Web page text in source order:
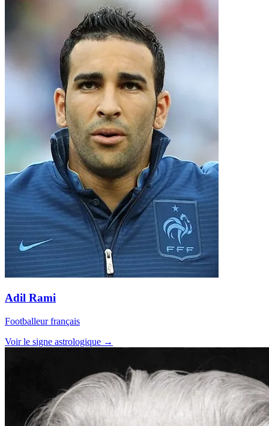
Adil Rami
Footballeur français
Voir le signe astrologique →